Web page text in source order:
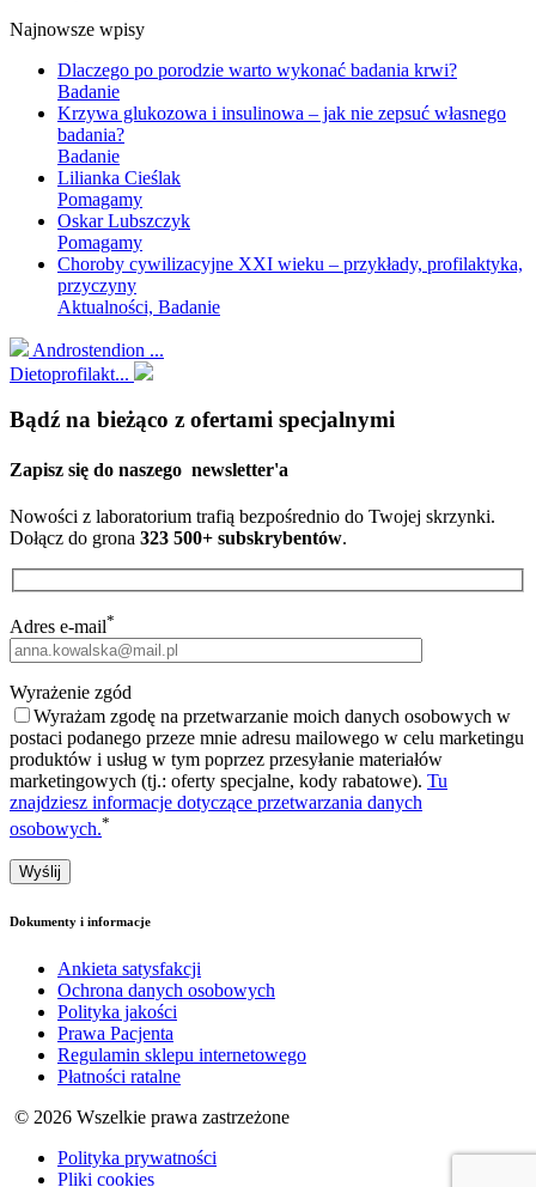
Najnowsze wpisy
Dlaczego po porodzie warto wykonać badania krwi?
Badanie
Krzywa glukozowa i insulinowa – jak nie zepsuć własnego
badania?
Badanie
Lilianka Cieślak
Pomagamy
Oskar Lubszczyk
Pomagamy
Choroby cywilizacyjne XXI wieku – przykłady, profilaktyka,
przyczyny
Aktualności, Badanie
Androstendion ...
Dietoprofilakt...
Bądź na bieżąco z ofertami specjalnymi
Zapisz się do naszego newsletter'a
Nowości z laboratorium trafią bezpośrednio do Twojej skrzynki.
Dołącz do grona 323 500+ subskrybentów.
Adres e-mail*
Wyrażenie zgód
Wyrażam zgodę na przetwarzanie moich danych osobowych w
postaci podanego przeze mnie adresu mailowego w celu marketingu
produktów i usług w tym poprzez przesyłanie materiałów
marketingowych (tj.: oferty specjalne, kody rabatowe). Tu
znajdziesz informacje dotyczące przetwarzania danych
osobowych.*
Dokumenty i informacje
Ankieta satysfakcji
Ochrona danych osobowych
Polityka jakości
Prawa Pacjenta
Regulamin sklepu internetowego
Płatności ratalne
© 2026 Wszelkie prawa zastrzeżone
Polityka prywatności
Pliki cookies